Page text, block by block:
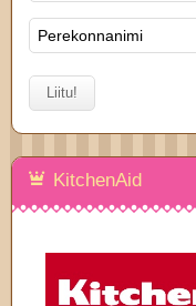
KitchenAid